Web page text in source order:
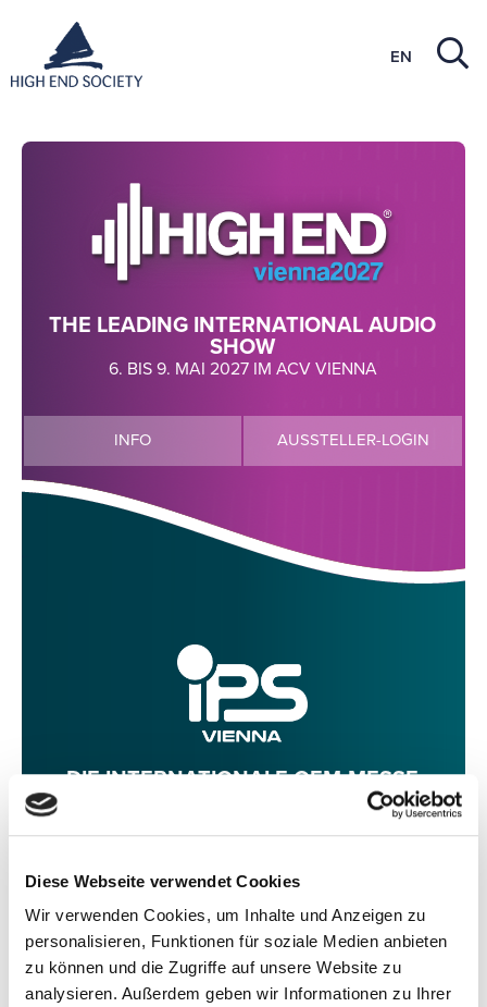
Diese Webseite verwendet Cookies
Wir verwenden Cookies, um Inhalte und Anzeigen zu
personalisieren, Funktionen für soziale Medien anbieten
zu können und die Zugriffe auf unsere Website zu
analysieren. Außerdem geben wir Informationen zu Ihrer
EN
THE LEADING INTERNATIONAL AUDIO
SHOW
6. BIS 9. MAI 2027 IM ACV VIENNA
INFO AUSSTELLER-LOGIN
DIE INTERNATIONALE OEM-MESSE
6. BIS 9. MAI 2027 IM ACV VIENNA
INFO AUSSTELLER-LOGIN